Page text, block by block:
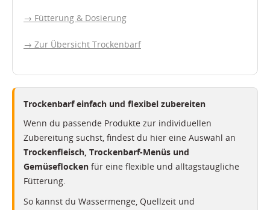
→ Fütterung & Dosierung
→ Zur Übersicht Trockenbarf
Trockenbarf einfach und flexibel zubereiten
Wenn du passende Produkte zur individuellen
Zubereitung suchst, findest du hier eine Auswahl an
Trockenfleisch, Trockenbarf-Menüs und
Gemüseflocken für eine flexible und alltagstaugliche
Fütterung.
So kannst du Wassermenge, Quellzeit und